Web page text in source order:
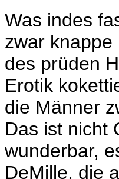
Was indes
zwar
des prüden
Erotik
die Männer
Das ist nicht
wunderbar,
DeMille, die